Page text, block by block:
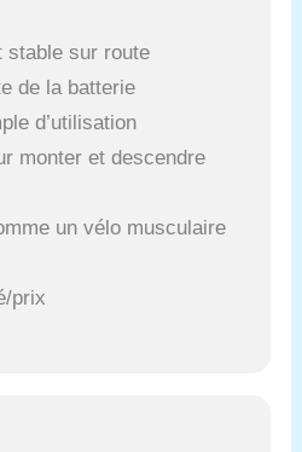
stable sur route
de la batterie
d’utilisation
monter et descendre
un vélo musculaire
prix